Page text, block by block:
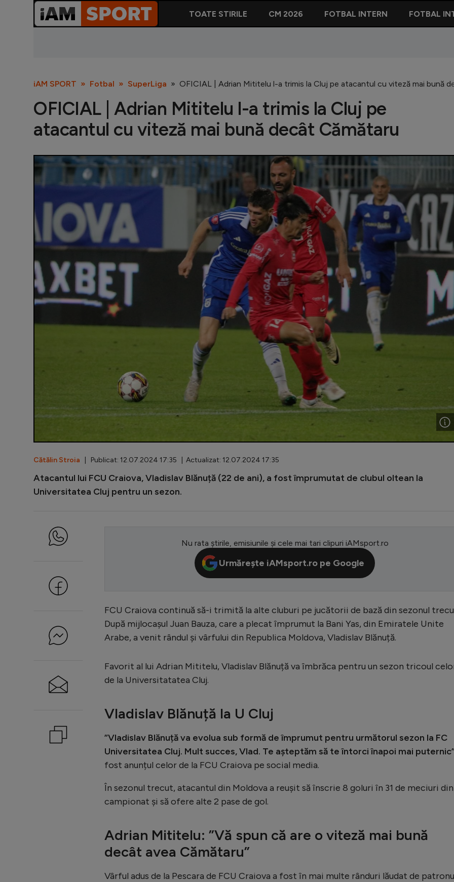
TOATE STIRILE CM 2026 FOTBAL INTERN FOTBAL
iAM SPORT Fotbal SuperLiga OFICIAL | Adrian Mititelu l-a trimis la Cluj pe atacantul cu viteză mai bună
OFICIAL | Adrian Mititelu l-a trimis la Cluj pe
atacantul cu viteză mai bună decât Cămătaru
Cătălin Stroia | Publicat: 12.07.2024 17:35 | Actualizat: 12.07.2024 17:35
Atacantul lui FCU Craiova, Vladislav Blănuță (22 de ani), a fost împrumutat de clubul oltean la
Universitatea Cluj pentru un sezon.
Nu rata știrile, emisiunile și cele mai tari clipuri iAMsport.ro
Urmărește iAMsport.ro pe Google
FCU Craiova continuă să-i trimită la alte cluburi pe jucătorii de bază din sezonul
După mijlocașul Juan Bauza, care a plecat împrumut la Bani Yas, din Emiratele Unite
Arabe, a venit rândul și vârfului din Republica Moldova, Vladislav Blănuță.
Favorit al lui Adrian Mititelu, Vladislav Blănuță va îmbrăca pentru un sezon tricoul
de la Universitatatea Cluj.
Vladislav Blănuță la U Cluj
”Vladislav Blănuță va evolua sub formă de împrumut pentru următorul sezon la FC
Universitatea Cluj. Mult succes, Vlad. Te așteptăm să te întorci înapoi mai
fost anunțul celor de la FCU Craiova pe social media.
În sezonul trecut, atacantul din Moldova a reușit să înscrie 8 goluri în 31 de meciuri din
campionat și să ofere alte 2 pase de gol.
Adrian Mititelu: ”Vă spun că are o viteză mai bună
decât avea Cămătaru”
Vârful adus de la Pescara de FCU Craiova a fost în mai multe rânduri lăudat de